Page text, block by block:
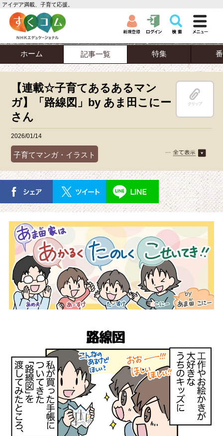
アイデア満載、子育て応援。
ホーム 記事一覧 特集
【連載☆子育てあるあるマン
ガ】「路線図」by あま田こにー
さん
クリップ
2026/01/14
子育てマンガ・イラスト